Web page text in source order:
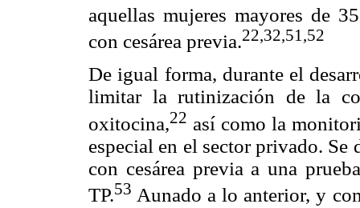
aquellas mujeres mayores de
con cesárea previa.22,32,51,52
De igual forma, durante el
limitar la rutinización de la
oxitocina,22 así como la
especial en el sector privado. Se
con cesárea previa a una
TP.53 Aunado a lo anterior, y